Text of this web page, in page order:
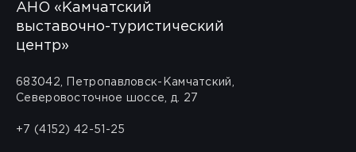
АНО «Камчатский
выставочно-туристический
центр»
683042, Петропавловск-Камчатский,
Северовосточное шоссе, д. 27
+7 (4152) 42-51-25